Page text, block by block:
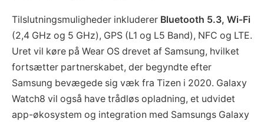
Tilslutningsmuligheder inkluderer Bluetooth 5.3, Wi-Fi
(2,4 GHz og 5 GHz), GPS (L1 og L5 Band), NFC og LTE.
Uret vil køre på Wear OS drevet af Samsung, hvilket
fortsætter partnerskabet, der begyndte efter
Samsung bevægede sig væk fra Tizen i 2020. Galaxy
Watch8 vil også have trådløs opladning, et udvidet
app-økosystem og integration med Samsungs Galaxy